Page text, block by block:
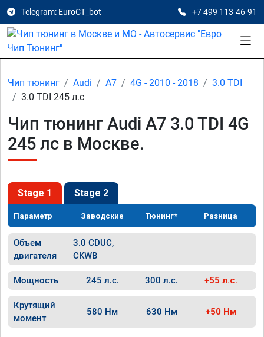
Telegram: EuroCT_bot +7 499 113-46-91
Чип тюнинг Audi A7 4G - 2010 - 2018
3.0 TDI
3.0 TDI 245 л.с
Чип тюнинг Audi A7 3.0 TDI 4G
245 лс в Москве.
Stage 1 Stage 2
Параметр Заводские Тюнинг* Разница
Объем
двигателя
3.0 CDUC,
CKWB
Мощность 245 л.с. 300 л.с. +55 л.с.
Крутящий
момент
580 Нм 630 Нм +50 Нм